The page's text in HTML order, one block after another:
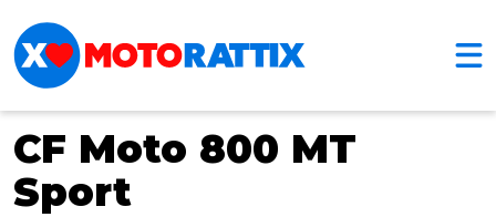
CF Moto 800 MT
Sport